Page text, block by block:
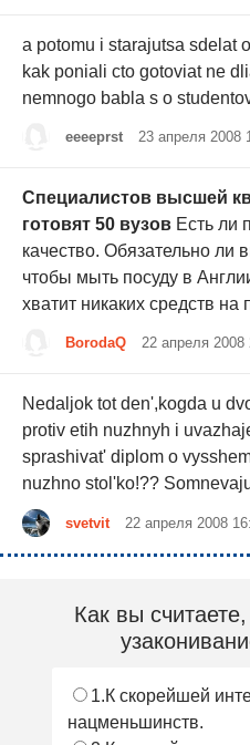
a potomu i starajutsa sdelat
kak poniali cto gotoviat ne
nemnogo babla s o
eeeeprst 23 апреля 2008
Специалистов высшей
готовят 50 вузов Есть ли
качество. Обязательно ли
чтобы мыть посуду в
хватит никаких средств
BorodaQ 22 апреля 2008
Nedaljok tot den',kogda u
protiv etih nuzhnyh i
sprashivat' diplom o
nuzhno stol'ko!??
svetvit 22 апреля 2008
Как вы
1.К скорейшей
нацменьшинств.